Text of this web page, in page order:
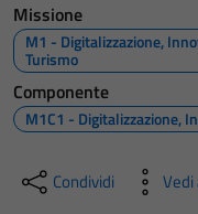
Missione
M1 - Digitalizzazione,
Turismo
Componente
M1C1 - Digitalizzazione,
Condividi Vedi